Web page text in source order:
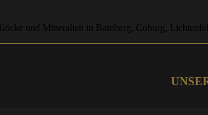
und Mineralien in Bamberg, Coburg,